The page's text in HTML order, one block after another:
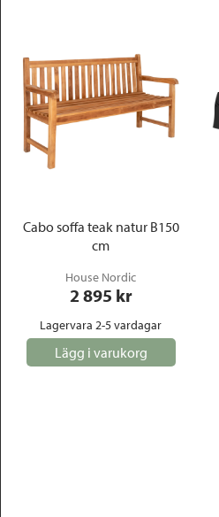
Cabo soffa teak natur B150
cm
House Nordic
2 895 kr
Lagervara 2-5 vardagar
Lägg i varukorg